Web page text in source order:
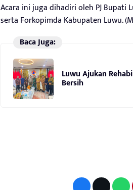
Acara ini juga dihadiri oleh PJ Bupati
serta Forkopimda Kabupaten Luwu.
Baca Juga:
Luwu Ajukan
Bersih